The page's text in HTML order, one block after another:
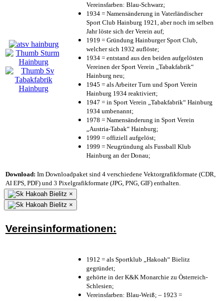
Vereinsfarben: Blau-Schwarz;
1934 = Namensänderung in Vaterländischer
Sport Club Hainburg 1921, aber noch im selben
Jahr löste sich der Verein auf;
1919 = Gründung Hainburger Sport Club,
welcher sich 1932 auflöste;
1934 = entstand aus den beiden aufgelösten
Vereinen der Sport Verein „Tabakfabrik“
Hainburg neu;
1945 = als Arbeiter Turn und Sport Verein
Hainburg 1934 reaktiviert;
1947 = in Sport Verein „Tabakfabrik“ Hainburg
1934 umbenannt;
1978 = Namensänderung in Sport Verein
„Austria-Tabak“ Hainburg;
1999 = offiziell aufgelöst;
1999 = Neugründung als Fussball Klub
Hainburg an der Donau;
Download: Im Downloadpaket sind 4 verschiedene Vektorgrafikformate (CDR,
AI EPS, PDF) und 3 Pixelgrafikformate (JPG, PNG, GIF) enthalten.
×
×
Vereinsinformationen:
1912 = als Sportklub „Hakoah“ Bielitz
gegründet;
gehörte in der K&K Monarchie zu Österreich-
Schlesien;
Vereinsfarben: Blau-Weiß; – 1923 =